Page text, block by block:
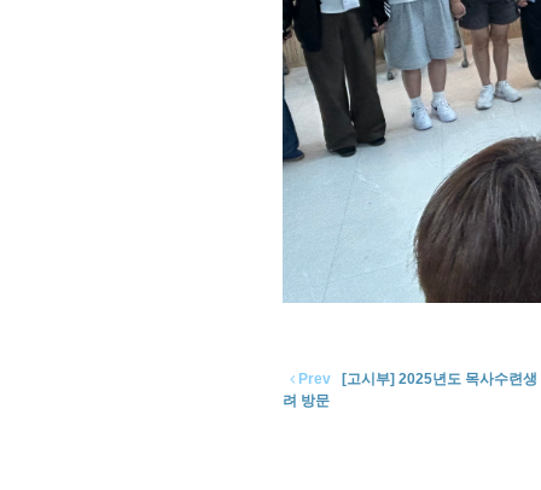
Prev
[고시부] 2025년도 목사수련
려 방문